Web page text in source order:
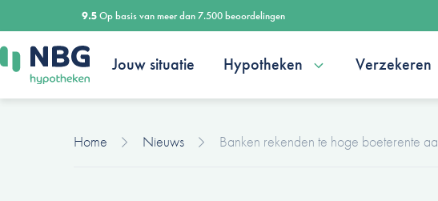
naar
de
inhoud
9.5Op basis van meer dan 7.500 beoordelingen
Jouw situatie Hypotheken Verzekeren
Home Nieuws Banken rekenden te hoge boeterente